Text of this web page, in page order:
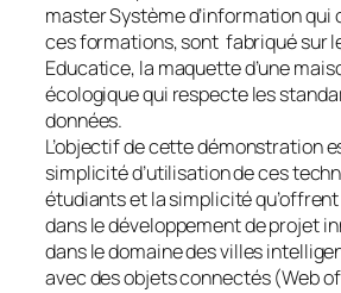
master Système d’information qui
ces formations, sont fabriqué sur
Educatice, la maquette d’une
écologique qui respecte les
données.
L’objectif de cette démonstration
simplicité d’utilisation de ces
étudiants et la simplicité
dans le développement de projet
dans le domaine des villes
avec des objets connectés (Web